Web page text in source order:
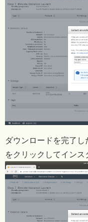
ダウンロードを完了
をクリックしてインス